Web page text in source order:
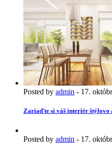
Posted by admin - 17.
Zariaďte si váš interiér štýlovo
Posted by admin - 17.